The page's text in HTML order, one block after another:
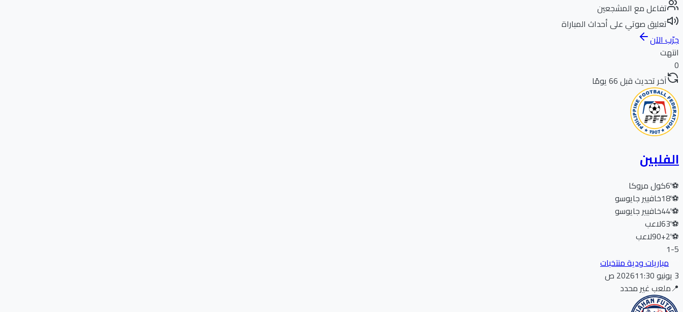
تفاعل مع المشجعين
تعليق صوتي على أحداث المباراة
جرّب الآن
انتهت
0
آخر تحديث قبل 66 يومًا
الفلبين
⚽
6'كول مروكا
⚽
18'خافيير جايوسو
⚽
44'خافيير جايوسو
⚽
63'لاعب
⚽
90+2'لاعب
1-5
مباريات ودية منتخبات
3 يونيو 2026
11:30 ص
📍ملعب غير محدد